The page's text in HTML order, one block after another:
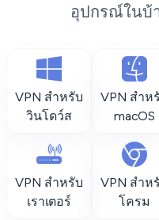
อุปกรณ์ในบ้
VPN สำหรับ
วินโดว์ส
VPN สำห
macOS
VPN สำหรับ
เราเตอร์
VPN สำห
โครม